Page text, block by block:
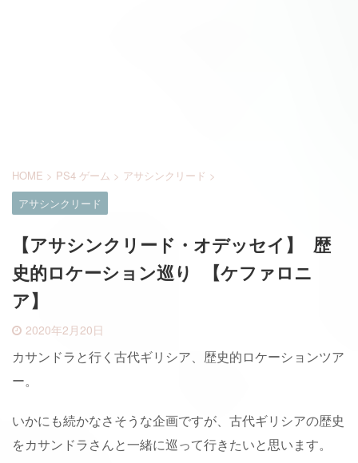
HOME > PS4 ゲーム > アサシンクリード >
アサシンクリード
【アサシンクリード・オデッセイ】 歴
史的ロケーション巡り 【ケファロニ
ア】
2020年2月20日
カサンドラと行く古代ギリシア、歴史的ロケーションツア
ー。
いかにも続かなさそうな企画ですが、古代ギリシアの歴史
をカサンドラさんと一緒に巡って行きたいと思います。